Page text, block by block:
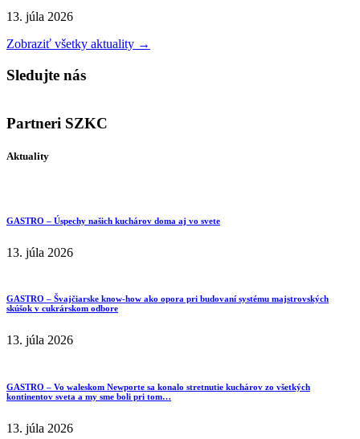
13. júla 2026
Zobraziť všetky aktuality →
Sledujte nás
Partneri SZKC
Aktuality
GASTRO – Úspechy našich kuchárov doma aj vo svete
13. júla 2026
GASTRO – Švajčiarske know-how ako opora pri budovaní systému majstrovských
skúšok v cukrárskom odbore
13. júla 2026
GASTRO – Vo waleskom Newporte sa konalo stretnutie kuchárov zo všetkých
kontinentov sveta a my sme boli pri tom…
13. júla 2026